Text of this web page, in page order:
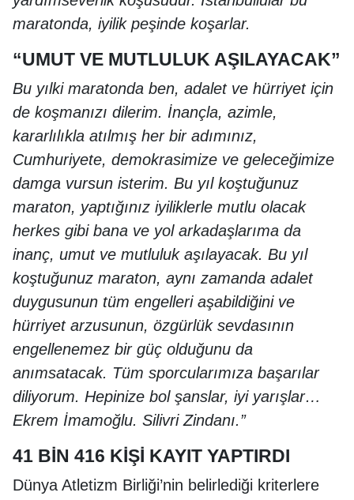
maratonda, iyilik peşinde koşarlar.
“UMUT VE MUTLULUK AŞILAYACAK”
Bu yılki maratonda ben, adalet ve hürriyet için
de koşmanızı dilerim. İnançla, azimle,
kararlılıkla atılmış her bir adımınız,
Cumhuriyete, demokrasimize ve geleceğimize
damga vursun isterim. Bu yıl koştuğunuz
maraton, yaptığınız iyiliklerle mutlu olacak
herkes gibi bana ve yol arkadaşlarıma da
inanç, umut ve mutluluk aşılayacak. Bu yıl
koştuğunuz maraton, aynı zamanda adalet
duygusunun tüm engelleri aşabildiğini ve
hürriyet arzusunun, özgürlük sevdasının
engellenemez bir güç olduğunu da
anımsatacak. Tüm sporcularımıza başarılar
diliyorum. Hepinize bol şanslar, iyi yarışlar…
Ekrem İmamoğlu. Silivri Zindanı.”
41 BİN 416 KİŞİ KAYIT YAPTIRDI
Dünya Atletizm Birliği’nin belirlediği kriterlere